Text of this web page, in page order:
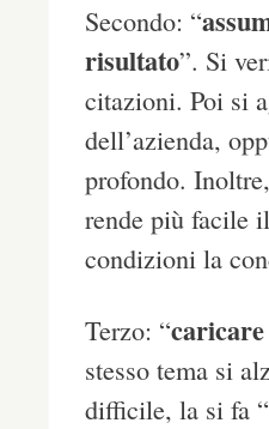
Secondo: “
risultato”. Si
citazioni. Poi si
dell’azienda,
profondo.
rende più facile
condizioni la
Terzo: “
stesso tema si
difficile, la si fa